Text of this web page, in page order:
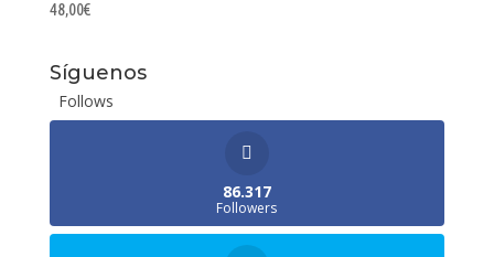
Valorado con
48,00€
Síguenos
Follows
86.317
Followers